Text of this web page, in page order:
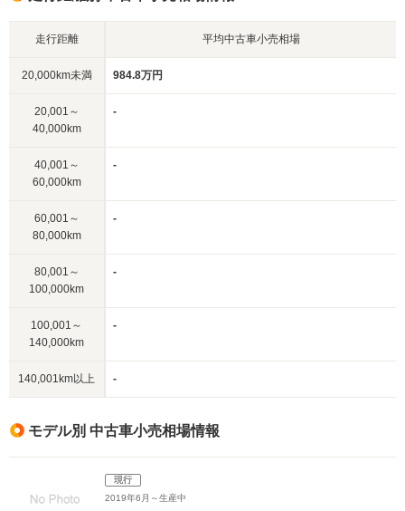
走行距離 平均中古車小売相場
20,000km未満 984.8万円
20,001～
40,000km
-
40,001～
60,000km
-
60,001～
80,000km
-
80,001～
100,000km
-
100,001～
140,000km
-
140,001km以上 -
モデル別 中古車小売相場情報
現行
2019年6月～生産中